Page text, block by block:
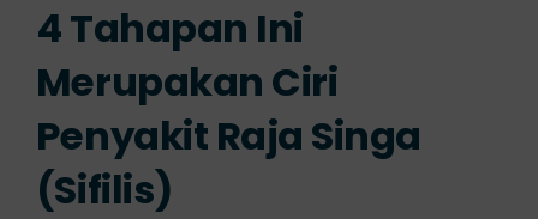
Layanan Kami
Info Klinik
4 Tahapan Ini
Merupakan Ciri
Penyakit Raja Singa
(Sifilis)